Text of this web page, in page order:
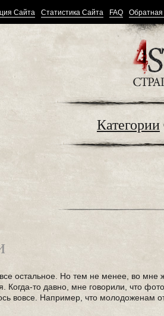
Сайта Статистика Сайта FAQ Обратная
Категории
остальное. Но тем не менее, во мне
Когда-то давно, мне говорили, что
вовсе. Например, что молодоженам